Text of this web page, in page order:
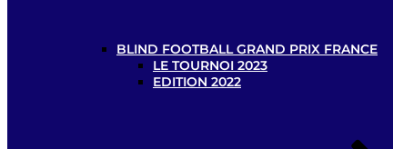
BLIND FOOTBALL GRAND PRIX FRANCE
LE TOURNOI 2023
EDITION 2022